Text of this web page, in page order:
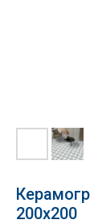
200x200